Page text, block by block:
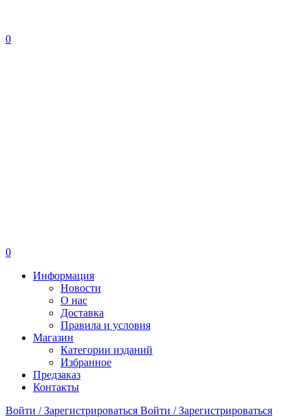
0
0
Информация
Новости
О нас
Доставка
Правила и условия
Магазин
Категории изданий
Избранное
Предзаказ
Контакты
Войти / Зарегистрироваться Войти / Зарегистрироваться